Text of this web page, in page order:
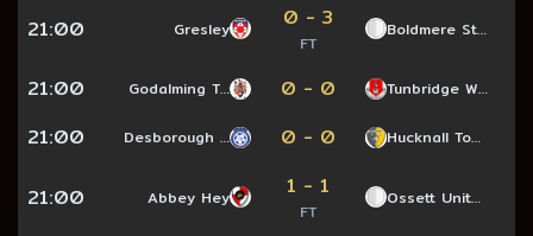
21:00 Gresley 0 - 3
FT
Boldmere St…
21:00 Godalming T… 0 - 0 Tunbridge W…
21:00 Desborough … 0 - 0 Hucknall To…
21:00 Abbey Hey 1 - 1
FT
Ossett Unit…